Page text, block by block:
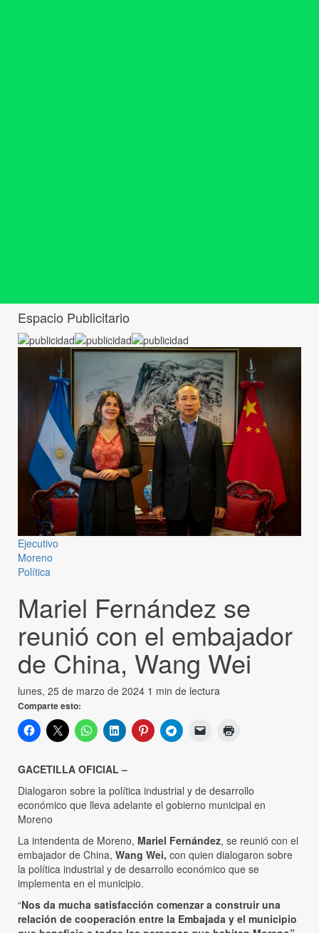
Espacio Publicitario
Ejecutivo
Moreno
Política
Mariel Fernández se
reunió con el embajador
de China, Wang Wei
lunes, 25 de marzo de 2024 1 min de lectura
Comparte esto:
GACETILLA OFICIAL –
Dialogaron sobre la política industrial y de desarrollo
económico que lleva adelante el gobierno municipal en
Moreno
La intendenta de Moreno, Mariel Fernández, se reunió con el
embajador de China, Wang Wei, con quien dialogaron sobre
la política industrial y de desarrollo económico que se
implementa en el municipio.
“Nos da mucha satisfacción comenzar a construir una
relación de cooperación entre la Embajada y el municipio